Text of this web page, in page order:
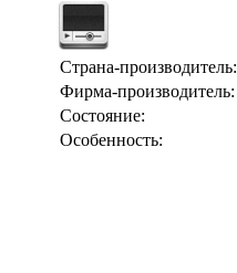
Страна-производитель:
Фирма-производитель:
Состояние:
Особенность: